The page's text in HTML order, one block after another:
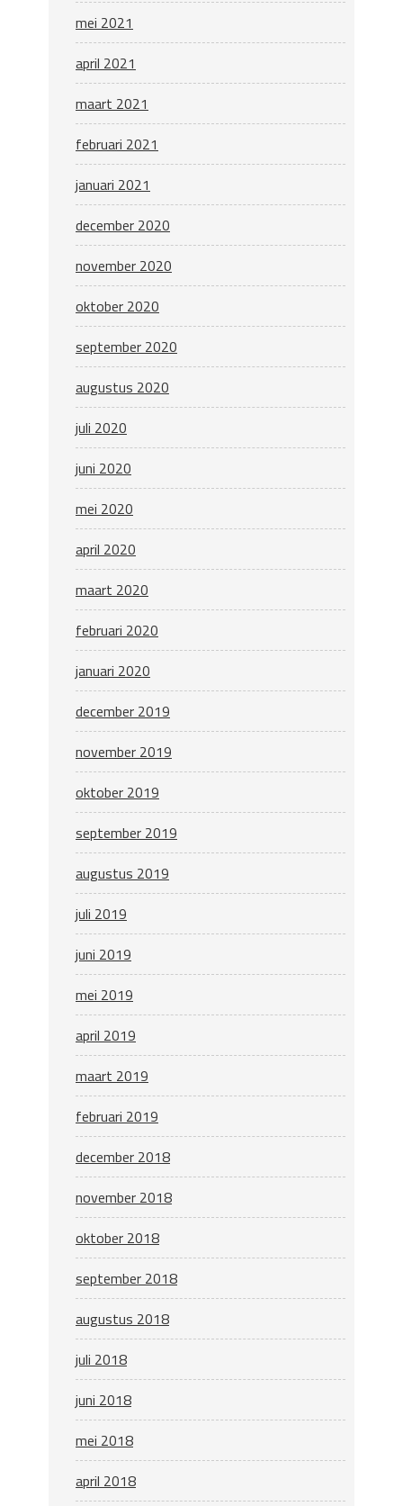
mei 2021
april 2021
maart 2021
februari 2021
januari 2021
december 2020
november 2020
oktober 2020
september 2020
augustus 2020
juli 2020
juni 2020
mei 2020
april 2020
maart 2020
februari 2020
januari 2020
december 2019
november 2019
oktober 2019
september 2019
augustus 2019
juli 2019
juni 2019
mei 2019
april 2019
maart 2019
februari 2019
december 2018
november 2018
oktober 2018
september 2018
augustus 2018
juli 2018
juni 2018
mei 2018
april 2018